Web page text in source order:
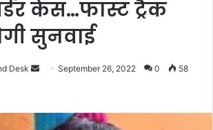
केस…फास्ट ट्रैक
सुनवाई
Desk
SendSeptember 26, 2022 0 58